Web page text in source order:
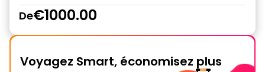
De€1000.00
Voyagez Smart, économisez plus